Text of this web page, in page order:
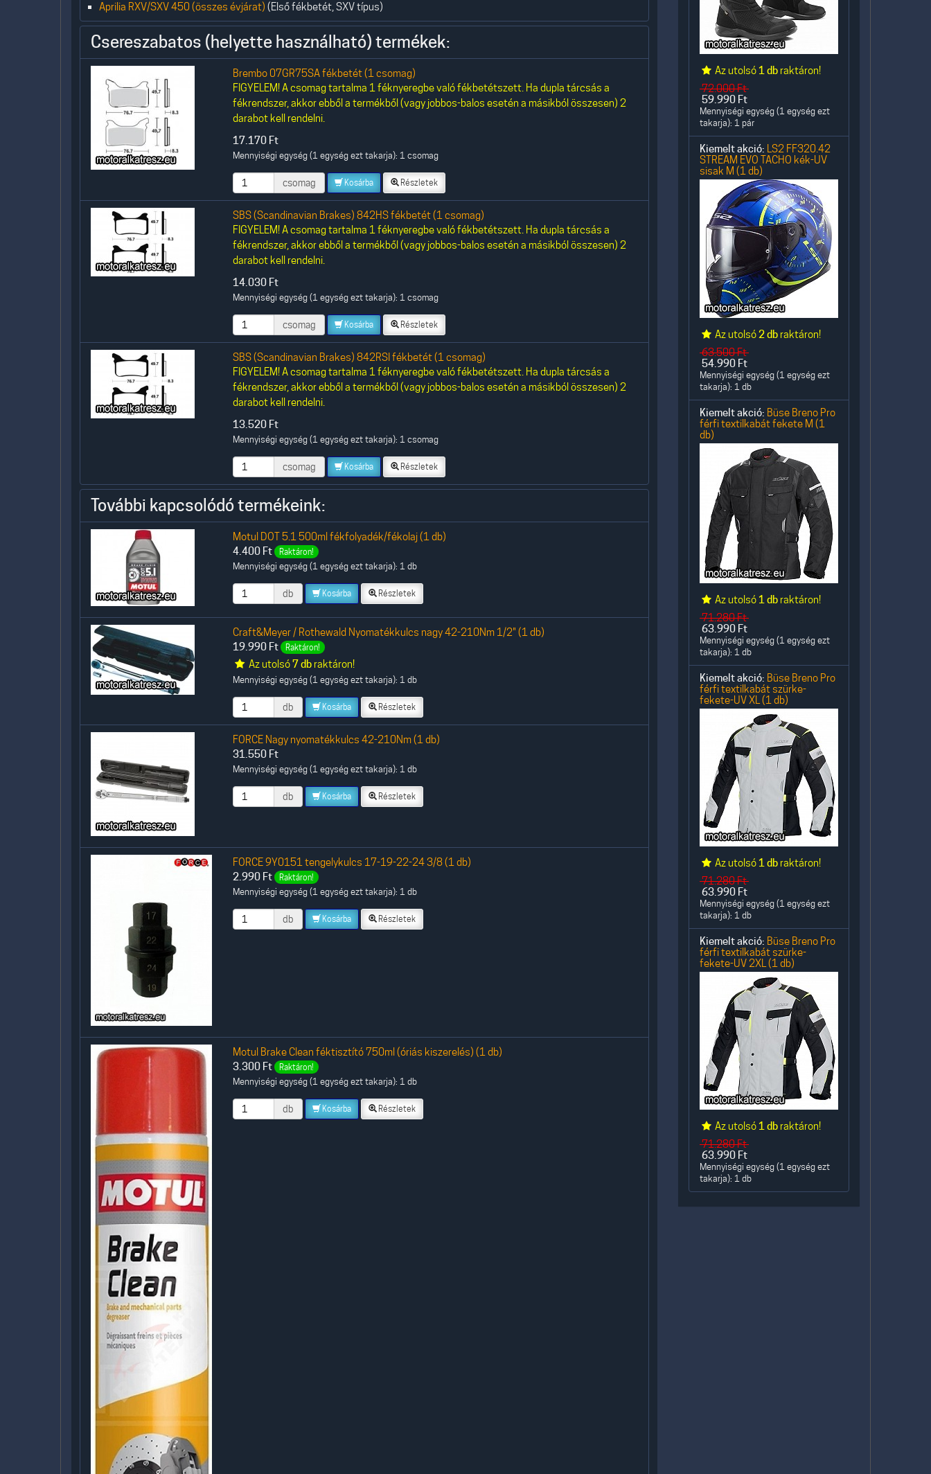
Aprilia RXV/SXV 450 (összes évjárat) (Első fékbetét, SXV típus)
Csereszabatos (helyette használható) termékek:
Brembo 07GR75SA fékbetét (1 csomag)
FIGYELEM! A csomag tartalma 1 féknyeregbe való fékbetétszett. Ha dupla tárcsás a
fékrendszer, akkor ebből a termékből (vagy jobbos-balos esetén a másikból összesen) 2
darabot kell rendelni.
17.170 Ft
Mennyiségi egység (1 egység ezt takarja): 1 csomag
csomag Kosárba Részletek
SBS (Scandinavian Brakes) 842HS fékbetét (1 csomag)
FIGYELEM! A csomag tartalma 1 féknyeregbe való fékbetétszett. Ha dupla tárcsás a
fékrendszer, akkor ebből a termékből (vagy jobbos-balos esetén a másikból összesen) 2
darabot kell rendelni.
14.030 Ft
Mennyiségi egység (1 egység ezt takarja): 1 csomag
csomag Kosárba Részletek
SBS (Scandinavian Brakes) 842RSI fékbetét (1 csomag)
FIGYELEM! A csomag tartalma 1 féknyeregbe való fékbetétszett. Ha dupla tárcsás a
fékrendszer, akkor ebből a termékből (vagy jobbos-balos esetén a másikból összesen) 2
darabot kell rendelni.
13.520 Ft
Mennyiségi egység (1 egység ezt takarja): 1 csomag
csomag Kosárba Részletek
További kapcsolódó termékeink:
Motul DOT 5.1 500ml fékfolyadék/fékolaj (1 db)
4.400 Ft Raktáron!
Mennyiségi egység (1 egység ezt takarja): 1 db
db Kosárba Részletek
Craft&Meyer / Rothewald Nyomatékkulcs nagy 42-210Nm 1/2" (1 db)
19.990 Ft Raktáron!
Az utolsó7 dbraktáron!
Mennyiségi egység (1 egység ezt takarja): 1 db
db Kosárba Részletek
FORCE Nagy nyomatékkulcs 42-210Nm (1 db)
31.550 Ft
Mennyiségi egység (1 egység ezt takarja): 1 db
db Kosárba Részletek
FORCE 9Y0151 tengelykulcs 17-19-22-24 3/8 (1 db)
2.990 Ft Raktáron!
Mennyiségi egység (1 egység ezt takarja): 1 db
db Kosárba Részletek
Motul Brake Clean féktisztító 750ml (óriás kiszerelés) (1 db)
3.300 Ft Raktáron!
Mennyiségi egység (1 egység ezt takarja): 1 db
db Kosárba Részletek
Az utolsó 1 db raktáron!
72.000Ft
59.990 Ft
Mennyiségi egység (1 egység ezt
takarja): 1 pár
Kiemelt akció:
LS2 FF320.42
STREAM EVO TACHO kék-UV
sisak M (1 db)
Az utolsó2 db raktáron!
63.500Ft
54.990 Ft
Mennyiségi egység (1 egység ezt
takarja): 1 db
Kiemelt akció: Büse Breno Pro
férfi textilkabát fekete M (1
db)
Az utolsó 1 db raktáron!
71.280Ft
63.990 Ft
Mennyiségi egység (1 egység ezt
takarja): 1 db
Kiemelt akció: Büse Breno Pro
férfi textilkabát szürke-
fekete-UV XL (1 db)
Az utolsó 1 db raktáron!
71.280Ft
63.990 Ft
Mennyiségi egység (1 egység ezt
takarja): 1 db
Kiemelt akció: Büse Breno Pro
férfi textilkabát szürke-
fekete-UV 2XL (1 db)
Az utolsó 1 db raktáron!
71.280Ft
63.990 Ft
Mennyiségi egység (1 egység ezt
takarja): 1 db